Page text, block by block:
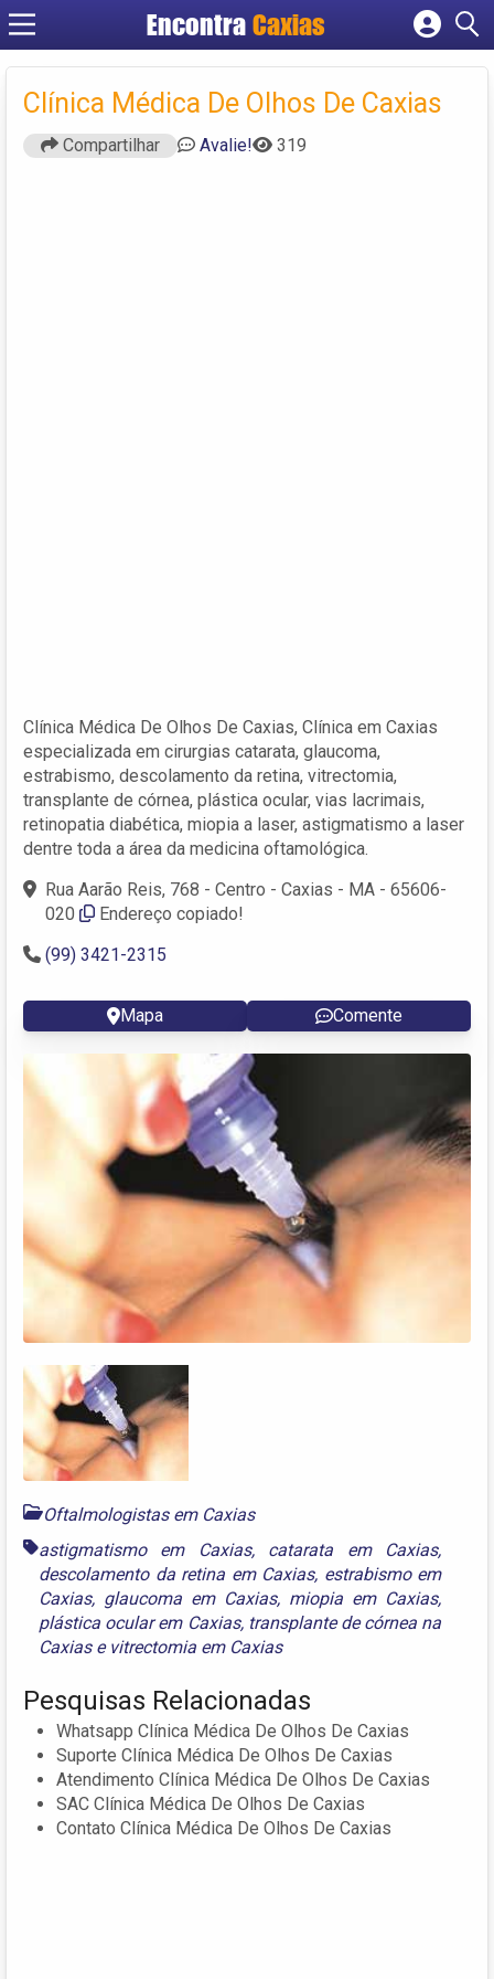
EncontraCaxias
Cadastrar empresa
Criar conta
Clínica Médica De Olhos De Caxias
Compartilhar Avalie! 319
Clínica Médica De Olhos De Caxias, Clínica em Caxias
especializada em cirurgias catarata, glaucoma,
estrabismo, descolamento da retina, vitrectomia,
transplante de córnea, plástica ocular, vias lacrimais,
retinopatia diabética, miopia a laser, astigmatismo a laser
dentre toda a área da medicina oftamológica.
Rua Aarão Reis, 768 - Centro - Caxias - MA - 65606-
020
Endereço copiado!
(99) 3421-2315
Mapa Comente
Oftalmologistas em Caxias
astigmatismo em Caxias, catarata em Caxias,
descolamento da retina em Caxias, estrabismo em
Caxias, glaucoma em Caxias, miopia em Caxias,
plástica ocular em Caxias, transplante de córnea na
Caxiase vitrectomia em Caxias
Pesquisas Relacionadas
Whatsapp Clínica Médica De Olhos De Caxias
Suporte Clínica Médica De Olhos De Caxias
Atendimento Clínica Médica De Olhos De Caxias
SAC Clínica Médica De Olhos De Caxias
Contato Clínica Médica De Olhos De Caxias